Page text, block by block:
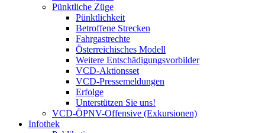
Pünktliche Züge
Pünktlichkeit
Betroffene Strecken
Fahrgastrechte
Österreichisches Modell
Weitere Entschädigungsvorbilder
VCD-Aktionsset
VCD-Pressemeldungen
Erfolge
Unterstützen Sie uns!
VCD-ÖPNV-Offensive (Exkursionen)
Infothek